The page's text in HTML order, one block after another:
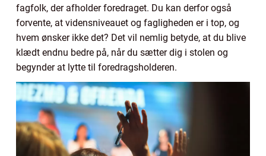
fagfolk, der afholder foredraget. Du kan derfor også
forvente, at vidensniveauet og fagligheden er i top, og
hvem ønsker ikke det? Det vil nemlig betyde, at du blive
klædt endnu bedre på, når du sætter dig i stolen og
begynder at lytte til foredragsholderen.